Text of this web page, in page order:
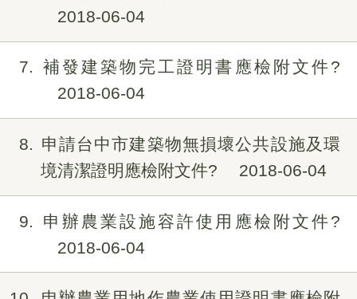
2018-06-04
7
補發建築物完工證明書應檢附文件?
2018-06-04
8
申請台中市建築物無損壞公共設施及環
境清潔證明應檢附文件?
2018-06-04
9
申辦農業設施容許使用應檢附文件?
2018-06-04